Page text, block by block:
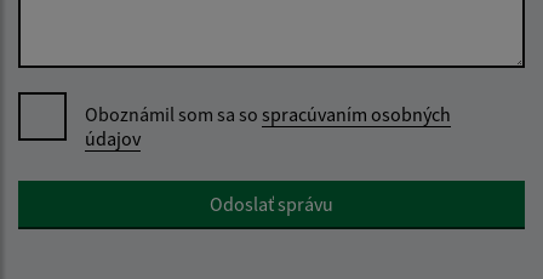
Oboznámil som sa so spracúvaním osobných
údajov
Google reCaptcha ResponseOdoslať správu